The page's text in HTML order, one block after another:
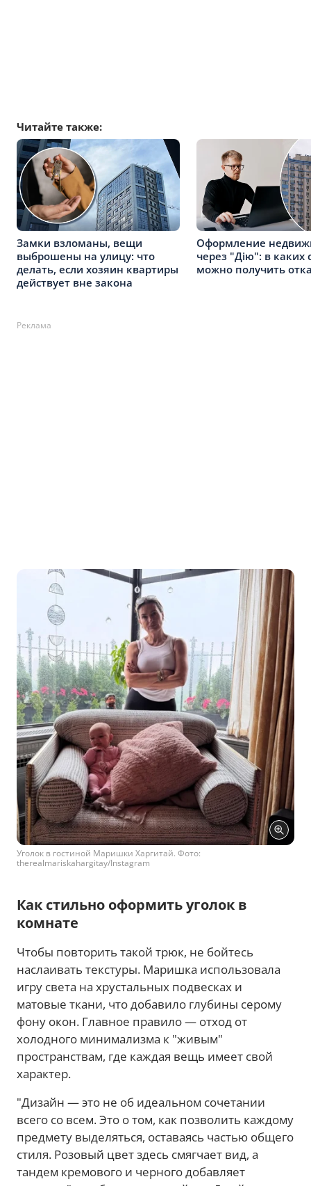
Читайте также:
Замки взломаны, вещи
выброшены на улицу: что
делать, если хозяин квартиры
действует вне закона
Оформление
через "Дію": в каких
можно получить
Реклама
Уголок в гостиной Маришки Харгитай. Фото:
therealmariskahargitay/Instagram
Как стильно оформить уголок в
комнате
Чтобы повторить такой трюк, не бойтесь
наслаивать текстуры. Маришка использовала
игру света на хрустальных подвесках и
матовые ткани, что добавило глубины серому
фону окон. Главное правило — отход от
холодного минимализма к "живым"
пространствам, где каждая вещь имеет свой
характер.
"Дизайн — это не об идеальном сочетании
всего со всем. Это о том, как позволить каждому
предмету выделяться, оставаясь частью общего
стиля. Розовый цвет здесь смягчает вид, а
тандем кремового и черного добавляет